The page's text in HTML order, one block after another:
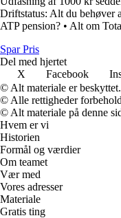
Driftstatus: Alt du behøver
ATP pension? • Alt om
Spar Pris
Del med hjertet
X
Facebook
© Alt materiale er beskyttet.
© Alle rettigheder
© Alt materiale på denne
Hvem er vi
Historien
Formål og værdier
Om teamet
Vær med
Vores adresser
Materiale
Gratis ting